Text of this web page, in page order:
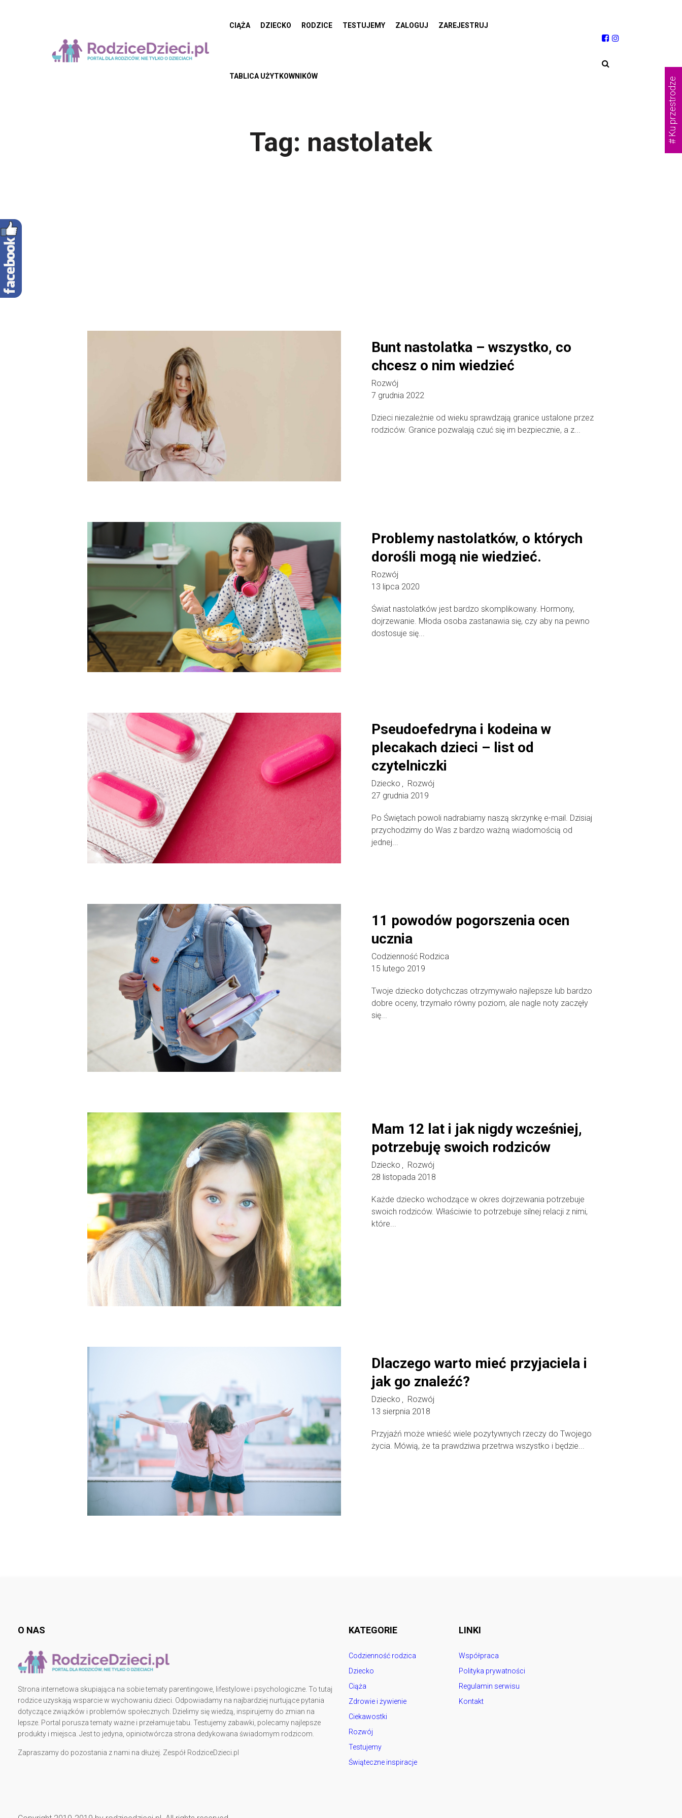
CIĄŻA DZIECKO RODZICE TESTUJEMY ZALOGUJ ZAREJESTRUJ
TABLICA UŻYTKOWNIKÓW
Tag: nastolatek
Bunt nastolatka – wszystko, co
chcesz o nim wiedzieć
Rozwój
7 grudnia 2022
Dzieci niezależnie od wieku sprawdzają granice ustalone przez
rodziców. Granice pozwalają czuć się im bezpiecznie, a z...
Problemy nastolatków, o których
dorośli mogą nie wiedzieć.
Rozwój
13 lipca 2020
Świat nastolatków jest bardzo skomplikowany. Hormony,
dojrzewanie. Młoda osoba zastanawia się, czy aby na pewno
dostosuje się...
Pseudoefedryna i kodeina w
plecakach dzieci – list od
czytelniczki
Dziecko
Rozwój
27 grudnia 2019
Po Świętach powoli nadrabiamy naszą skrzynkę e-mail. Dzisiaj
przychodzimy do Was z bardzo ważną wiadomością od
jednej...
11 powodów pogorszenia ocen
ucznia
Codzienność Rodzica
15 lutego 2019
Twoje dziecko dotychczas otrzymywało najlepsze lub bardzo
dobre oceny, trzymało równy poziom, ale nagle noty zaczęły
się...
Mam 12 lat i jak nigdy wcześniej,
potrzebuję swoich rodziców
Dziecko
Rozwój
28 listopada 2018
Każde dziecko wchodzące w okres dojrzewania potrzebuje
swoich rodziców. Właściwie to potrzebuje silnej relacji z nimi,
które...
Dlaczego warto mieć przyjaciela i
jak go znaleźć?
Dziecko
Rozwój
13 sierpnia 2018
Przyjaźń może wnieść wiele pozytywnych rzeczy do Twojego
życia. Mówią, że ta prawdziwa przetrwa wszystko i będzie...
O NAS
Strona internetowa skupiająca na sobie tematy parentingowe, lifestylowe i psychologiczne. To tutaj
rodzice uzyskają wsparcie w wychowaniu dzieci. Odpowiadamy na najbardziej nurtujące pytania
dotyczące związków i problemów społecznych. Dzielimy się wiedzą, inspirujemy do zmian na
lepsze. Portal porusza tematy ważne i przełamuje tabu. Testujemy zabawki, polecamy najlepsze
produkty i miejsca. Jest to jedyna, opiniotwórcza strona dedykowana świadomym rodzicom.
Zapraszamy do pozostania z nami na dłużej. Zespół RodziceDzieci.pl
KATEGORIE
Codzienność rodzica
Dziecko
Ciąża
Zdrowie i żywienie
Ciekawostki
Rozwój
Testujemy
Świąteczne inspiracje
LINKI
Współpraca
Polityka prywatności
Regulamin serwisu
Kontakt
# Ku przestrodze